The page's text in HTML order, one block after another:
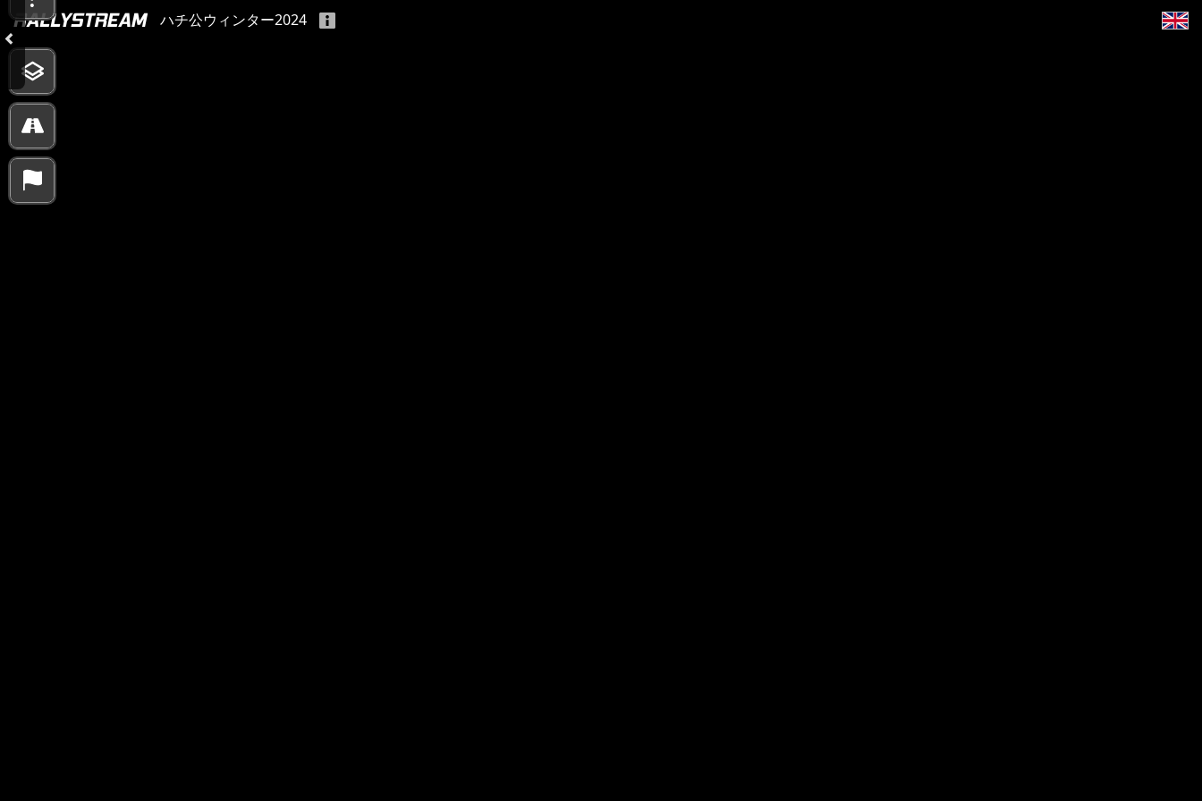
ハチ公ウィンター2024
10000 km